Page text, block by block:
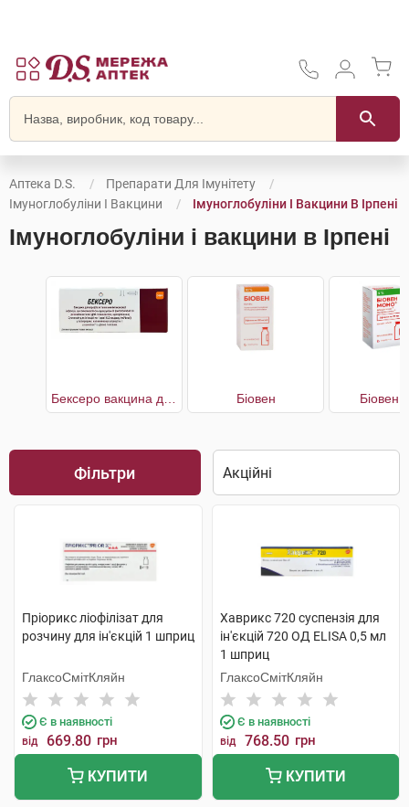
Аптека D.S.
Препарати Для Імунітету
Імуноглобуліни І Вакцини
Імуноглобуліни І Вакцини В Ірпені
Імуноглобуліни і вакцини в Ірпені
Біовен Біовен
Фільтри
Пріорикс ліофілізат для
розчину для ін'єкцій 1 шприц
ГлаксоСмітКляйн
Є в наявності
від 669.80 грн
КУПИТИ
Хаврикс 720 суспензія для
ін'єкцій 720 ОД ELISA 0,5 мл
1 шприц
ГлаксоСмітКляйн
Є в наявності
від 768.50 грн
КУПИТИ